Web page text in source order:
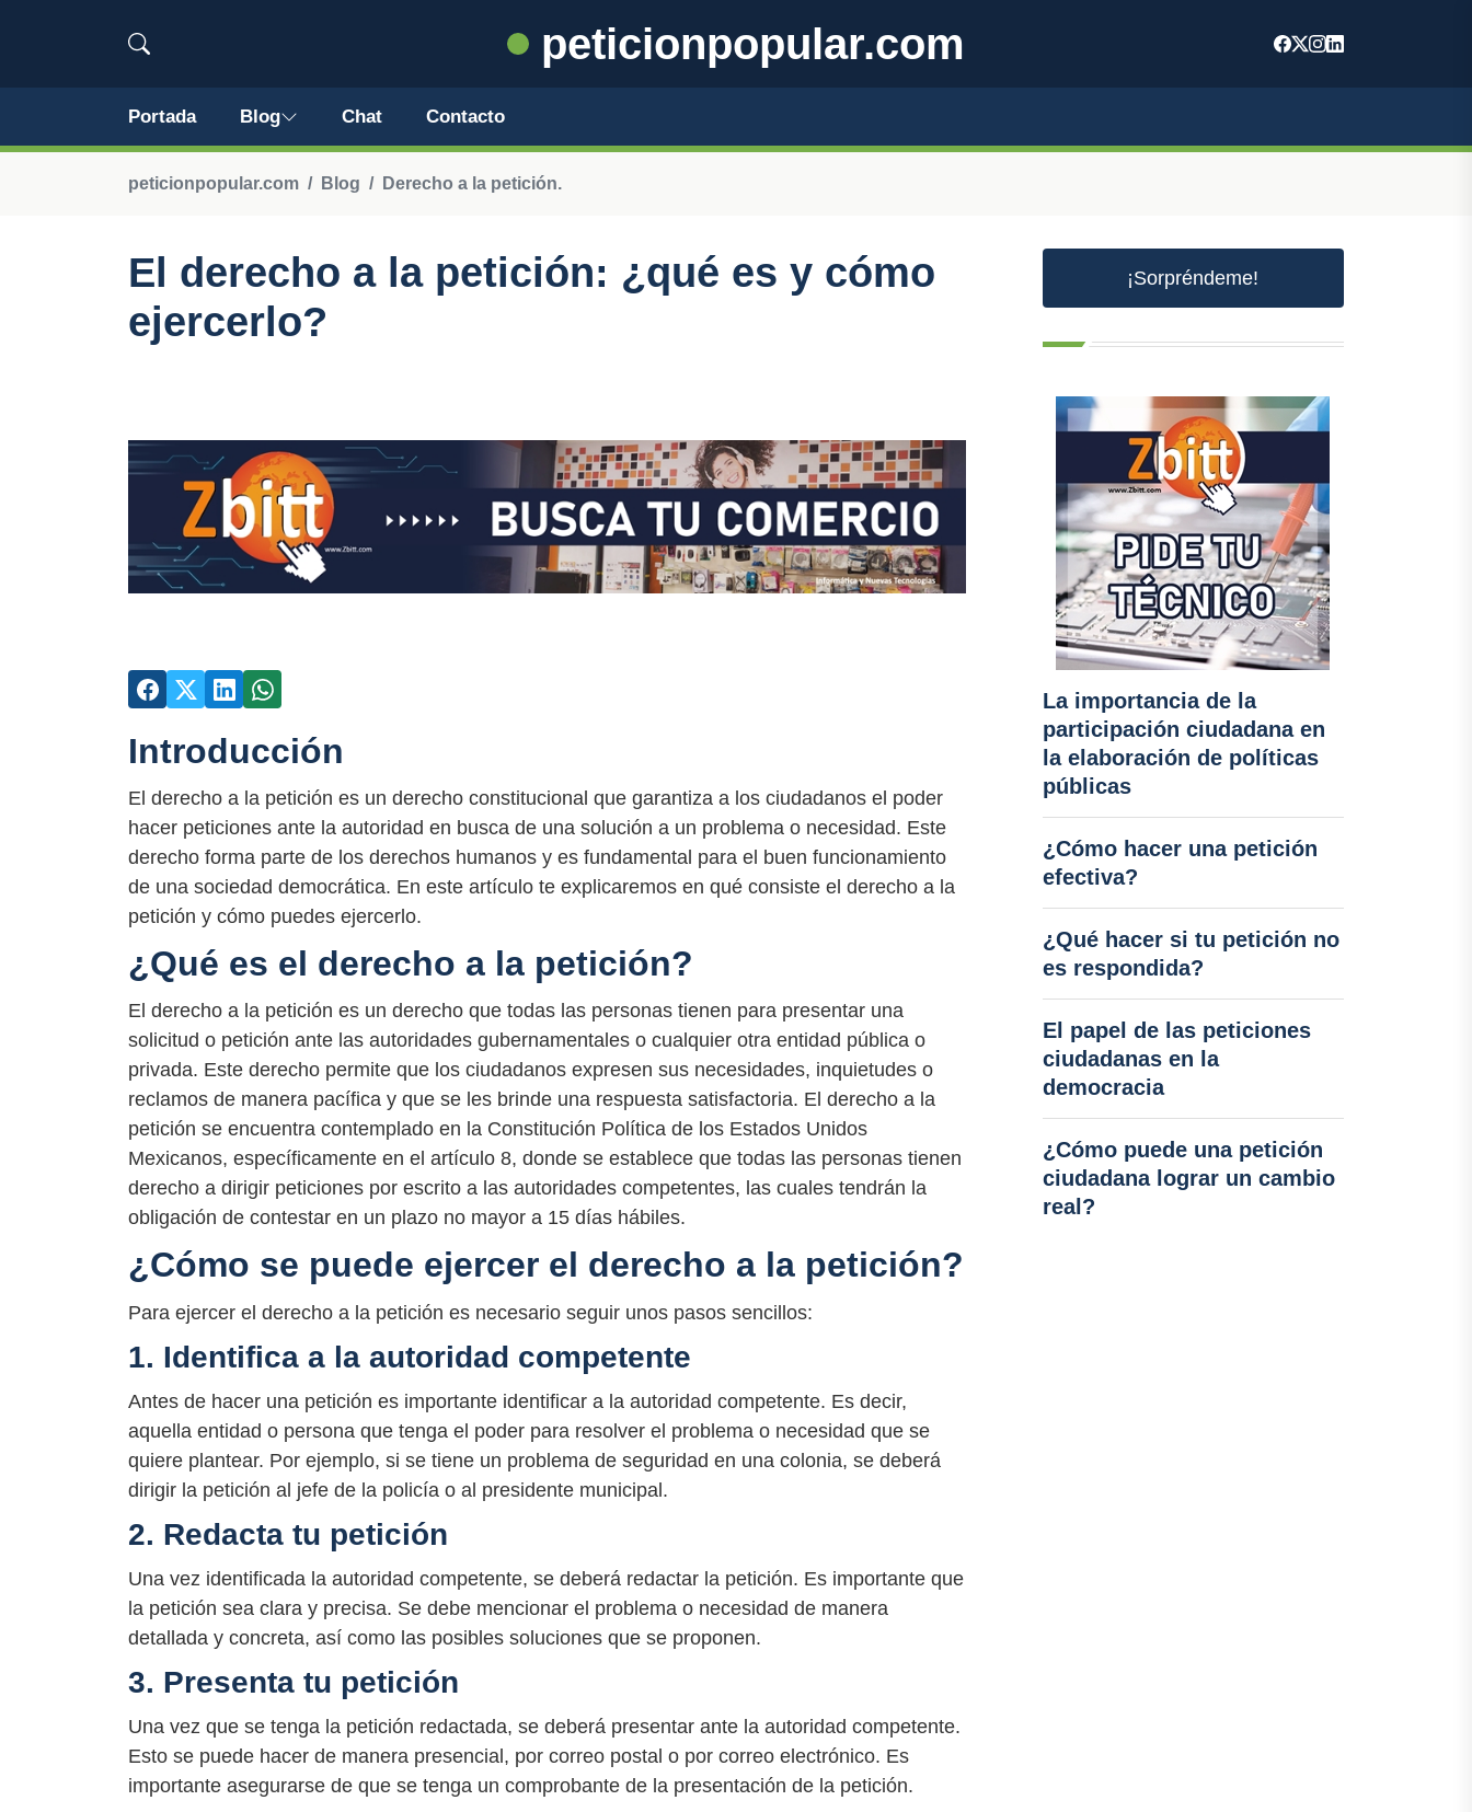
peticionpopular.com
Portada Blog Chat Contacto
peticionpopular.com Blog Derecho a la petición.
El derecho a la petición: ¿qué es y cómo
ejercerlo?
Introducción
El derecho a la petición es un derecho constitucional que garantiza a los ciudadanos el poder
hacer peticiones ante la autoridad en busca de una solución a un problema o necesidad. Este
derecho forma parte de los derechos humanos y es fundamental para el buen funcionamiento
de una sociedad democrática. En este artículo te explicaremos en qué consiste el derecho a la
petición y cómo puedes ejercerlo.
¿Qué es el derecho a la petición?
El derecho a la petición es un derecho que todas las personas tienen para presentar una
solicitud o petición ante las autoridades gubernamentales o cualquier otra entidad pública o
privada. Este derecho permite que los ciudadanos expresen sus necesidades, inquietudes o
reclamos de manera pacífica y que se les brinde una respuesta satisfactoria. El derecho a la
petición se encuentra contemplado en la Constitución Política de los Estados Unidos
Mexicanos, específicamente en el artículo 8, donde se establece que todas las personas tienen
derecho a dirigir peticiones por escrito a las autoridades competentes, las cuales tendrán la
obligación de contestar en un plazo no mayor a 15 días hábiles.
¿Cómo se puede ejercer el derecho a la petición?
Para ejercer el derecho a la petición es necesario seguir unos pasos sencillos:
1. Identifica a la autoridad competente
Antes de hacer una petición es importante identificar a la autoridad competente. Es decir,
aquella entidad o persona que tenga el poder para resolver el problema o necesidad que se
quiere plantear. Por ejemplo, si se tiene un problema de seguridad en una colonia, se deberá
dirigir la petición al jefe de la policía o al presidente municipal.
2. Redacta tu petición
Una vez identificada la autoridad competente, se deberá redactar la petición. Es importante que
la petición sea clara y precisa. Se debe mencionar el problema o necesidad de manera
detallada y concreta, así como las posibles soluciones que se proponen.
3. Presenta tu petición
Una vez que se tenga la petición redactada, se deberá presentar ante la autoridad competente.
Esto se puede hacer de manera presencial, por correo postal o por correo electrónico. Es
importante asegurarse de que se tenga un comprobante de la presentación de la petición.
¡Sorpréndeme!
La importancia de la
participación ciudadana en
la elaboración de políticas
públicas
¿Cómo hacer una petición
efectiva?
¿Qué hacer si tu petición no
es respondida?
El papel de las peticiones
ciudadanas en la
democracia
¿Cómo puede una petición
ciudadana lograr un cambio
real?